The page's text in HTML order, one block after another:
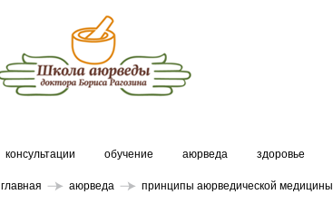
консультации обучение аюрведа здоровье
главная аюрведа принципы аюрведической медицины